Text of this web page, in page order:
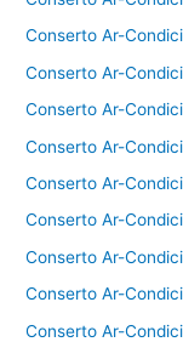
Conserto Ar-
Conserto Ar-
Conserto Ar-
Conserto Ar-
Conserto Ar-
Conserto Ar-
Conserto Ar-
Conserto Ar-
Conserto Ar-